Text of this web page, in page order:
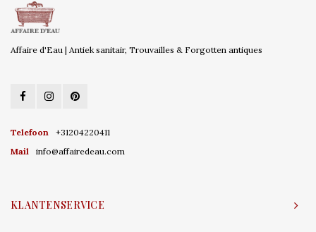
Affaire d'Eau | Antiek sanitair, Trouvailles & Forgotten antiques
Telefoon
+31204220411
Mail
info@affairedeau.com
KLANTENSERVICE